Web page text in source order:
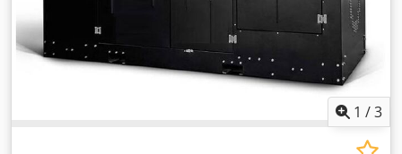
1 /3